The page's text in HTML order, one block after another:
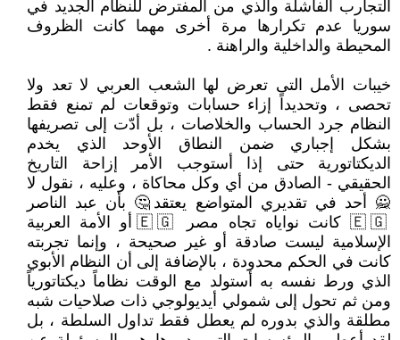
التجارب الفاشلة والذي من المفترض للنظام الجديد في
سوريا عدم تكرارها مرة أخرى مهما كانت الظروف
المحيطة والداخلية والراهنة .
خيبات الأمل التى تعرض لها الشعب العربي لا تعد ولا
تحصى ، وتحديداً إزاء حسابات وتوقعات لم تمنع فقط
النظام جرد الحساب والخلاصات ، بل أدّت إلى تصريفها
بشكل إجباري ضمن النطاق الأوحد الذي يخدم
الديكتاتورية حتى إذا أستوجب الأمر إزاحة التاريخ
الحقيقي - الصادق من أي وكل محاكاة ، وعليه ، نقول لا
🙅 أحد في تقديري المتواضع يعتقد🤔 بأن عبد الناصر
🇪🇬 كانت نواياه تجاه مصر 🇪🇬 أو الأمة العربية
الإسلامية ليست صادقة أو غير صحيحة ، وإنما تجربته
كانت في الحكم محدودة ، بالإضافة إلى أن النظام الأبوي
الذي ورط نفسه به أستولد مع الوقت نظاماً ديكتاتورياً
ومن ثم تحول إلى شمولي أيديولوجي ذات صلاحيات شبه
مطلقة والذي بدوره لم يعطل فقط تداول السلطة ، بل